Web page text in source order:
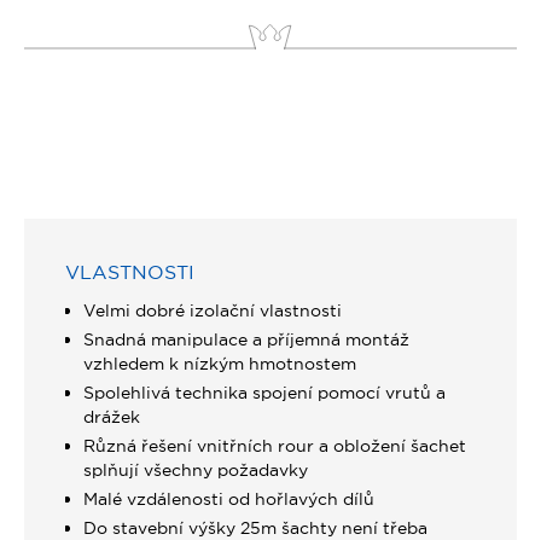
VLASTNOSTI
Velmi dobré izolační vlastnosti
Snadná manipulace a příjemná montáž
vzhledem k nízkým hmotnostem
Spolehlivá technika spojení pomocí vrutů a
drážek
Různá řešení vnitřních rour a obložení šachet
splňují všechny požadavky
Malé vzdálenosti od hořlavých dílů
Do stavební výšky 25m šachty není třeba